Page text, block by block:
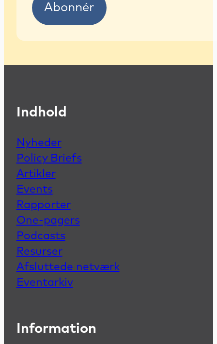
Abonnér
Indhold
Nyheder
Policy Briefs
Artikler
Events
Rapporter
One-pagers
Podcasts
Resurser
Afsluttede netværk
Eventarkiv
Information